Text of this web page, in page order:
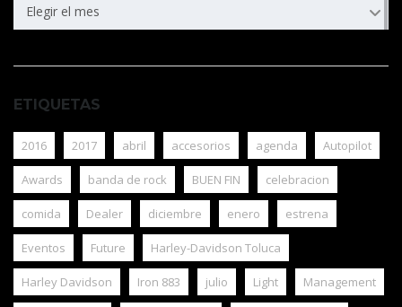
Elegir el mes
ETIQUETAS
2016 2017 abril accesorios agenda Autopilot
Awards banda de rock BUEN FIN celebracion
comida Dealer diciembre enero estrena
Eventos Future Harley-Davidson Toluca
Harley Davidson Iron 883 julio Light Management